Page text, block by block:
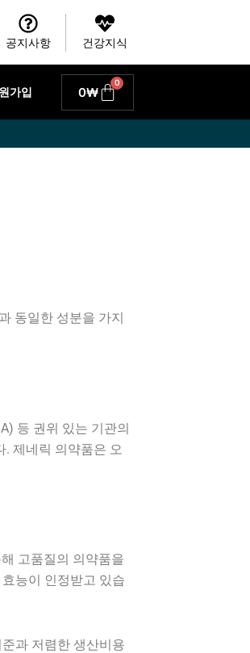
공지사항 건강지식
가입 0₩
0
Cart
동일한 성분을 가지
등 권위 있는 기관의
제네릭 의약품은 오
고품질의 의약품을
능이 인정받고 있습
과 저렴한 생산비용